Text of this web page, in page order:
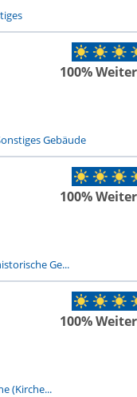
100%
Gebäude
100%
Ge...
100%
(Kirche...